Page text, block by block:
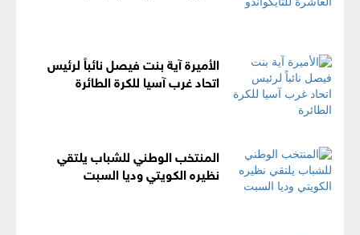
الأميرة آية بنت فيصل نائباً لرئيس
اتحاد غرب آسيا للكرة الطائرة
المنتخب الوطني للشباب يلتقي
نظيره الكويتي وديا السبت